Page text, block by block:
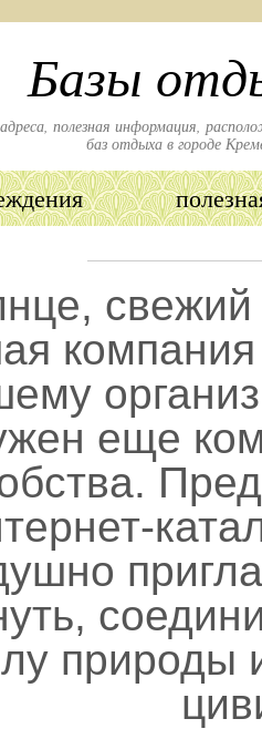
Базы
полезная информация,
баз отдыха в городе
свежий
еще
природы